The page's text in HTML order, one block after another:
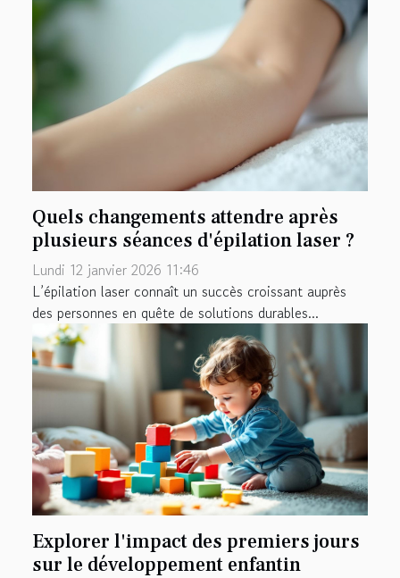
Quels changements attendre après
plusieurs séances d'épilation laser ?
Lundi 12 janvier 2026 11:46
L’épilation laser connaît un succès croissant auprès
des personnes en quête de solutions durables...
Explorer l'impact des premiers jours
sur le développement enfantin